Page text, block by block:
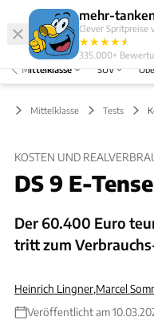
mehr-
Clever Spritpreise
★★★★★
★
335.000+
Mittelklasse SUV
Mittelklasse Tests
KOSTEN UND
DS 9 E-
Der 60.400 Euro
tritt zum
Heinrich Lingner,Marcel
Veröffentlicht am